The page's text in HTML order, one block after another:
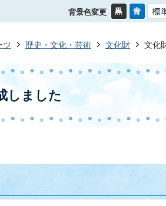
背景色変更
ツ 歴史・文化・芸術 文化財 文化
しました